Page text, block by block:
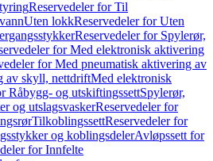
Reservedeler for Til
Uten lokkReservedeler for Uten
Reservedeler for Spylerør,
for Med elektronisk aktivering
for Med pneumatisk aktivering av
av skyll, nettdriftMed elektronisk
Råbygg- og utskiftingssettSpylerør,
og utslagsvaskerReservedeler for
TilkoblingssettReservedeler for
og koblingsdelerAvløpssett for
for Innfelte